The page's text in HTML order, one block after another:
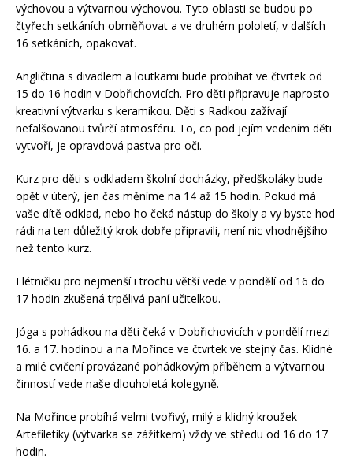
výchovou a výtvarnou výchovou. Tyto oblasti se budou po
čtyřech setkáních obměňovat a ve druhém pololetí, v dalších
16 setkáních, opakovat.
Angličtina s divadlem a loutkami bude probíhat ve čtvrtek od
15 do 16 hodin v Dobřichovicích. Pro děti připravuje naprosto
kreativní výtvarku s keramikou. Děti s Radkou zažívají
nefalšovanou tvůrčí atmosféru. To, co pod jejím vedením děti
vytvoří, je opravdová pastva pro oči.
Kurz pro děti s odkladem školní docházky, předškoláky bude
opět v úterý, jen čas měníme na 14 až 15 hodin. Pokud má
vaše dítě odklad, nebo ho čeká nástup do školy a vy byste hod
rádi na ten důležitý krok dobře připravili, není nic vhodnějšího
než tento kurz.
Flétničku pro nejmenší i trochu větší vede v pondělí od 16 do
17 hodin zkušená trpělivá paní učitelkou.
Jóga s pohádkou na děti čeká v Dobřichovicích v pondělí mezi
16. a 17. hodinou a na Mořince ve čtvrtek ve stejný čas. Klidné
a milé cvičení provázané pohádkovým příběhem a výtvarnou
činností vede naše dlouholetá kolegyně.
Na Mořince probíhá velmi tvořivý, milý a klidný kroužek
Artefiletiky (výtvarka se zážitkem) vždy ve středu od 16 do 17
hodin.